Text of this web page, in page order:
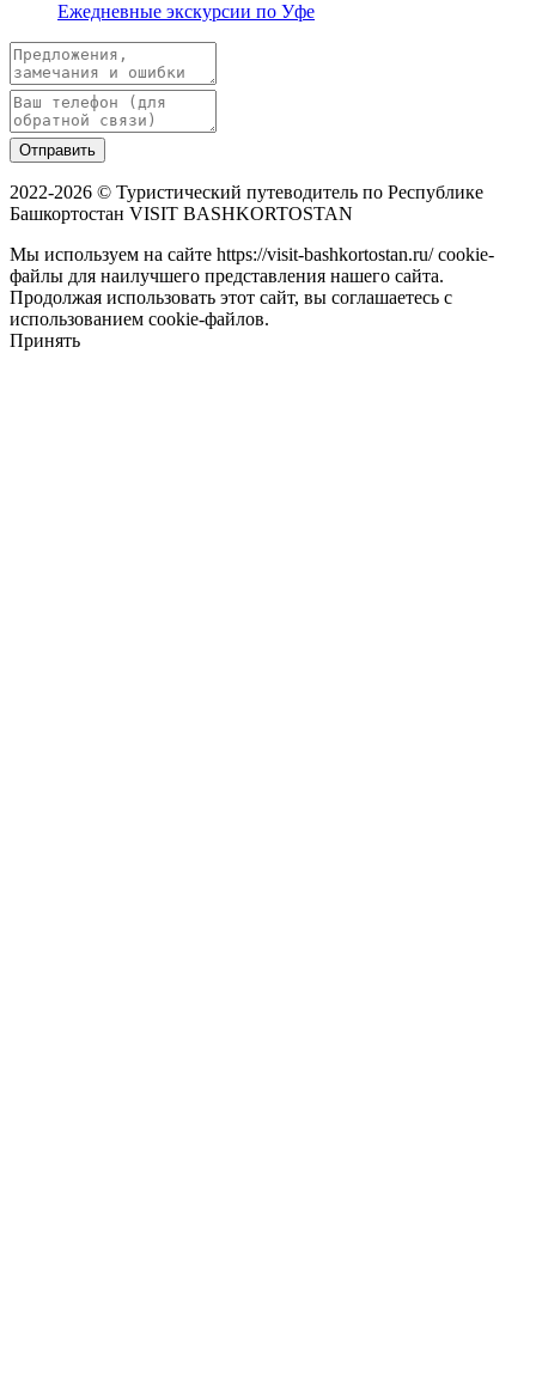
Ежедневные экскурсии по Уфе
Отправить
2022-2026 © Туристический путеводитель по Республике
Башкортостан VISIT BASHKORTOSTAN
Мы используем на сайте https://visit-bashkortostan.ru/ cookie-
файлы для наилучшего представления нашего сайта.
Продолжая использовать этот сайт, вы соглашаетесь с
использованием cookie-файлов.
Принять